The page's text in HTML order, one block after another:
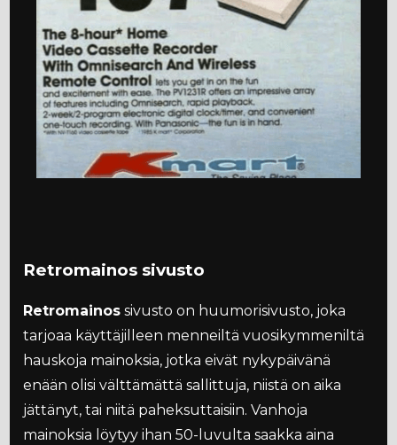
Retromainos sivusto
Retromainos sivusto on huumorisivusto, joka
tarjoaa käyttäjilleen menneiltä vuosikymmeniltä
hauskoja mainoksia, jotka eivät nykypäivänä
enään olisi välttämättä sallittuja, niistä on aika
jättänyt, tai niitä paheksuttaisiin. Vanhoja
mainoksia löytyy ihan 50-luvulta saakka aina